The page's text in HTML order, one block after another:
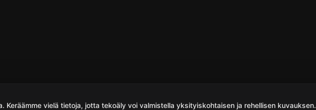
Keräämme vielä tietoja, jotta tekoäly voi valmistella yksityiskohtaisen ja rehellisen kuvauksen.